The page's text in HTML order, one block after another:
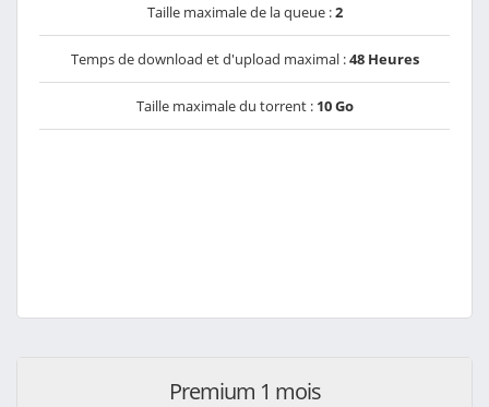
Taille maximale de la queue :2
Temps de download et d'upload maximal :48 Heures
Taille maximale du torrent : 10 Go
Premium 1 mois